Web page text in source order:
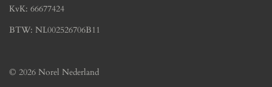
KvK: 66677424
BTW: NL002526706B11
© 2026 Norel Nederland